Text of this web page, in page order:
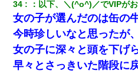
34 ： 以下、＼(^o^)／でVIPが
女の子が選んだのは缶の
今時珍しいなと思ったが
女の子に深々と頭を下げ
早々とさっきいた階段に